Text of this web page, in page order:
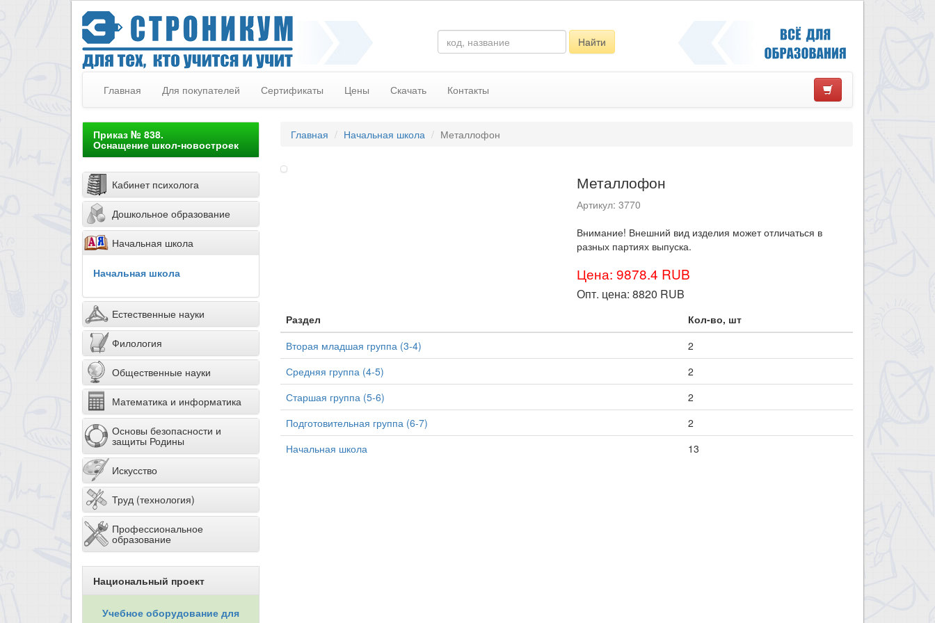
Найти
Главная Для покупателей Сертификаты Цены Скачать Контакты
Приказ № 838.
Оснащение школ-новостроек
Кабинет психолога
Дошкольное образование
Начальная школа
Начальная школа
Естественные науки
Филология
Общественные науки
Математика и информатика
Основы безопасности и
защиты Родины
Искусство
Труд (технология)
Профессиональное
образование
Национальный проект
Учебное оборудование для
Главная Начальная школа Металлофон
Металлофон
Артикул: 3770
​Внимание! Внешний вид изделия может отличаться в
разных партиях выпуска.
Цена: 9878.4 RUB
Опт. цена:8820 RUB
Раздел
Кол-во, шт
Вторая младшая группа (3-4)
2
Средняя группа (4-5)
2
Старшая группа (5-6)
2
Подготовительная группа (6-7)
2
Начальная школа
13